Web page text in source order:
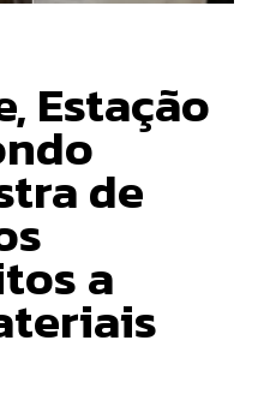
Estação
de
a